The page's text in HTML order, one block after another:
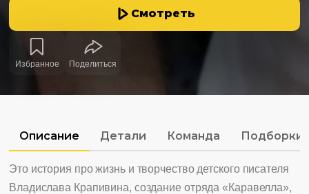
Смотреть
Избранное Поделиться
Описание Детали Команда Подборки
Это история про жизнь и творчество детского писателя
Владислава Крапивина, создание отряда «Каравелла»,